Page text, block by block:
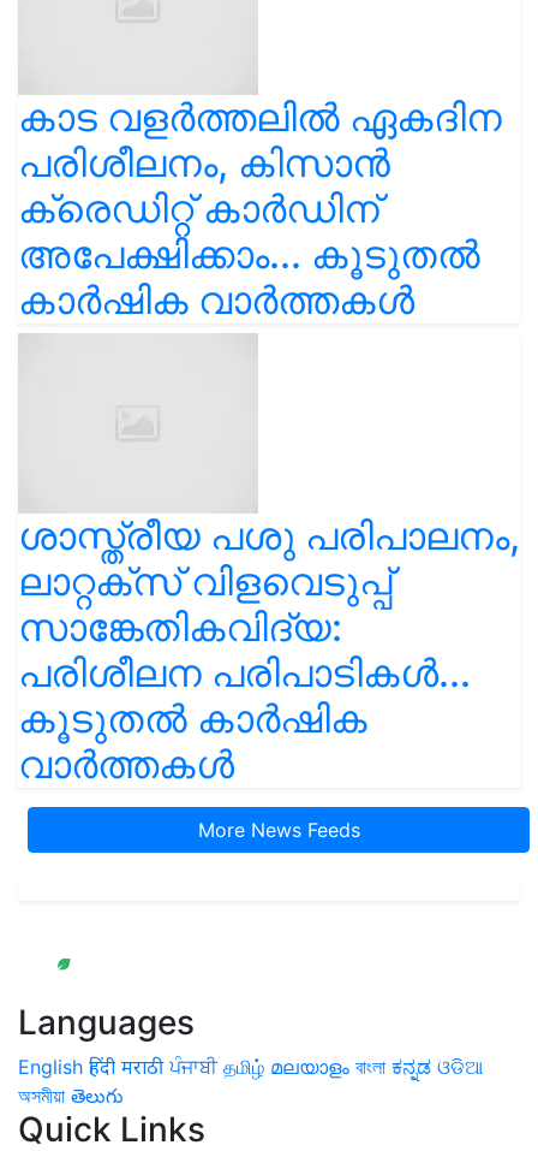
കാട വളര്‍ത്തലിൽ ഏകദിന
പരിശീലനം, കിസാൻ
ക്രെഡിറ്റ് കാർഡിന്
അപേക്ഷിക്കാം... കൂടുതൽ
കാർഷിക വാർത്തകൾ
ശാസ്ത്രീയ പശു പരിപാലനം,
ലാറ്റക്സ് വിളവെടുപ്പ്
സാങ്കേതികവിദ്യ:
പരിശീലന പരിപാടികൾ...
കൂടുതൽ കാർഷിക
വാർത്തകൾ
More News Feeds
Languages
English हिंदी मराठी ਪੰਜਾਬੀ தமிழ் മലയാളം বাংলা ಕನ್ನಡ ଓଡିଆ
অসমীয়া తెలుగు
Quick Links